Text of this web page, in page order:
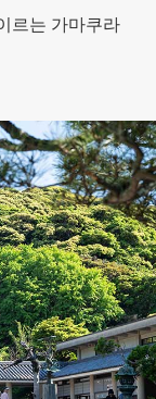
르는 가마쿠라